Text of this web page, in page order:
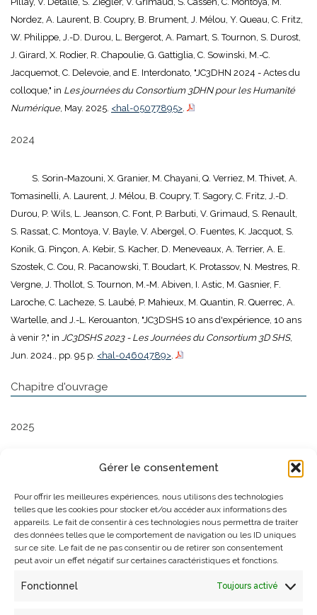
Gérer le consentement
Pour offrir les meilleures expériences, nous utilisons des technologies
telles que les cookies pour stocker et/ou accéder aux informations des
appareils. Le fait de consentir à ces technologies nous permettra de traiter
des données telles que le comportement de navigation ou les ID uniques
sur ce site. Le fait de ne pas consentir ou de retirer son consentement
peut avoir un effet négatif sur certaines caractéristiques et fonctions.
Fonctionnel Toujours activé
Nordez, A. Laurent, B. Coupry, B. Brument, J. Mélou, Y. Queau, C. Fritz,
W. Philippe, J.-D. Durou, L. Bergerot, A. Pamart, S. Tournon, S. Durost,
J. Girard, X. Rodier, R. Chapoulie, G. Gattiglia, C. Sowinski, M.-C.
Jacquemot, C. Delevoie, and E. Interdonato, "JC3DHN 2024 - Actes du
colloque," in Les journées du Consortium 3DHN pour les Humanité
Numérique, May. 2025. <hal-05077895>
2024
S. Sorin-Mazouni, X. Granier, M. Chayani, Q. Verriez, M. Thivet, A.
Tomasinelli, A. Laurent, J. Mélou, B. Coupry, T. Sagory, C. Fritz, J.-D.
Durou, P. Wils, L. Jeanson, C. Font, P. Barbuti, V. Grimaud, S. Renault,
S. Rassat, C. Montoya, V. Bayle, V. Abergel, O. Fuentes, K. Jacquot, S.
Konik, G. Pinçon, A. Kebir, S. Kacher, D. Meneveaux, A. Terrier, A. E.
Szostek, C. Cou, R. Pacanowski, T. Boudart, K. Protassov, N. Mestres, R.
Vergne, J. Thollot, S. Tournon, M.-M. Abiven, I. Astic, M. Gasnier, F.
Laroche, C. Lacheze, S. Laubé, P. Mahieux, M. Quantin, R. Querrec, A.
Wartelle, and J.-L. Kerouanton, "JC3DSHS 10 ans d'expérience, 10 ans
à venir ?," in JC3DSHS 2023 - Les Journées du Consortium 3D SHS,
Jun. 2024., pp. 95 p. <hal-04604789>
Chapitre d'ouvrage
2025
G. Gesquière and V. Abergel, "La ville et ses calculs,", Jan. 2025.
Autre publication scientifique
2019
A. Pamart, V. Abergel, A. Flammin, C. Morineau, H. Paitier, A.